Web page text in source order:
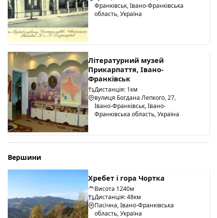
Франківськ, Івано-Франківська
область, Україна
Літературний музей
Прикарпаття, Івано-
Франківськ
Дистанція: 1км
вулиця Богдана Лепкого, 27,
Івано-Франківськ, Івано-
Франківська область, Україна
Вершини
Хребет і гора Чортка
Висота 1240м
Дистанція: 48км
Пасічна, Івано-Франківська
область, Україна